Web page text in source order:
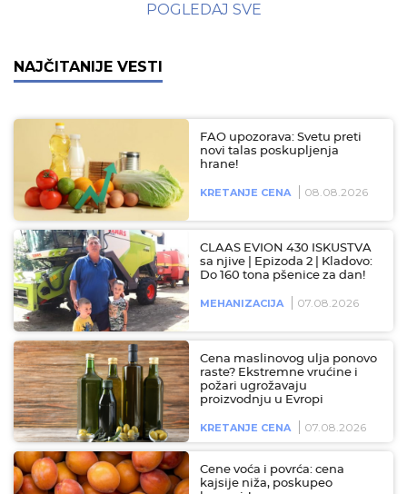
POGLEDAJ SVE
NAJČITANIJE VESTI
FAO upozorava: Svetu preti
novi talas poskupljenja
hrane!
KRETANJE CENA 08.08.2026
CLAAS EVION 430 ISKUSTVA
sa njive | Epizoda 2 | Kladovo:
Do 160 tona pšenice za dan!
MEHANIZACIJA 07.08.2026
Cena maslinovog ulja ponovo
raste? Ekstremne vrućine i
požari ugrožavaju
proizvodnju u Evropi
KRETANJE CENA 07.08.2026
Cene voća i povrća: cena
kajsije niža, poskupeo